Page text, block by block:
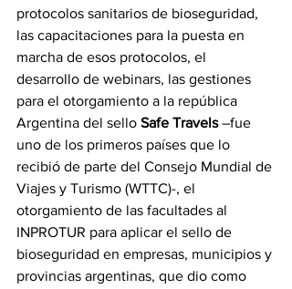
protocolos sanitarios de bioseguridad,
las capacitaciones para la puesta en
marcha de esos protocolos, el
desarrollo de webinars, las gestiones
para el otorgamiento a la república
Argentina del sello Safe Travels –fue
uno de los primeros países que lo
recibió de parte del Consejo Mundial de
Viajes y Turismo (WTTC)-, el
otorgamiento de las facultades al
INPROTUR para aplicar el sello de
bioseguridad en empresas, municipios y
provincias argentinas, que dio como